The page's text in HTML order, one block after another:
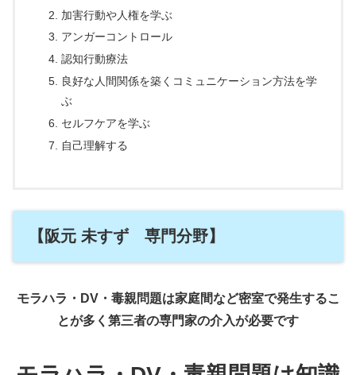
加害行動や人権を学ぶ
アンガーコントロール
認知行動療法
良好な人間関係を築くコミュニケーション方法を学
ぶ
セルフケアを学ぶ
自己理解する
【阪元 未すず 専門分野】
モラハラ・DV・毒親問題は家庭間など密室で発生するこ
とが多く第三者の専門家の介入が必要です